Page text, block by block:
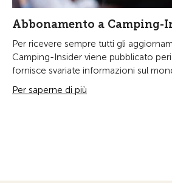
Abbonamento a Camping-
Per ricevere sempre tutti gli
Camping-Insider viene pubblicato
fornisce svariate informazioni sul
Per saperne di più